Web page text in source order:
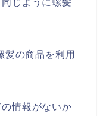
の商品を利用
情報がないか